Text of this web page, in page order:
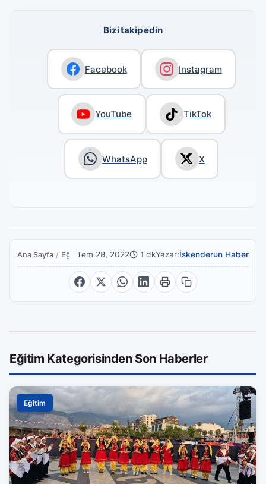
Bizi takip edin
Facebook Instagram
YouTube TikTok
WhatsApp X
Ana Sayfa / EğitimTem 28, 2022 1 dkYazar:İskenderun Haber
Eğitim Kategorisinden Son Haberler
Eğitim